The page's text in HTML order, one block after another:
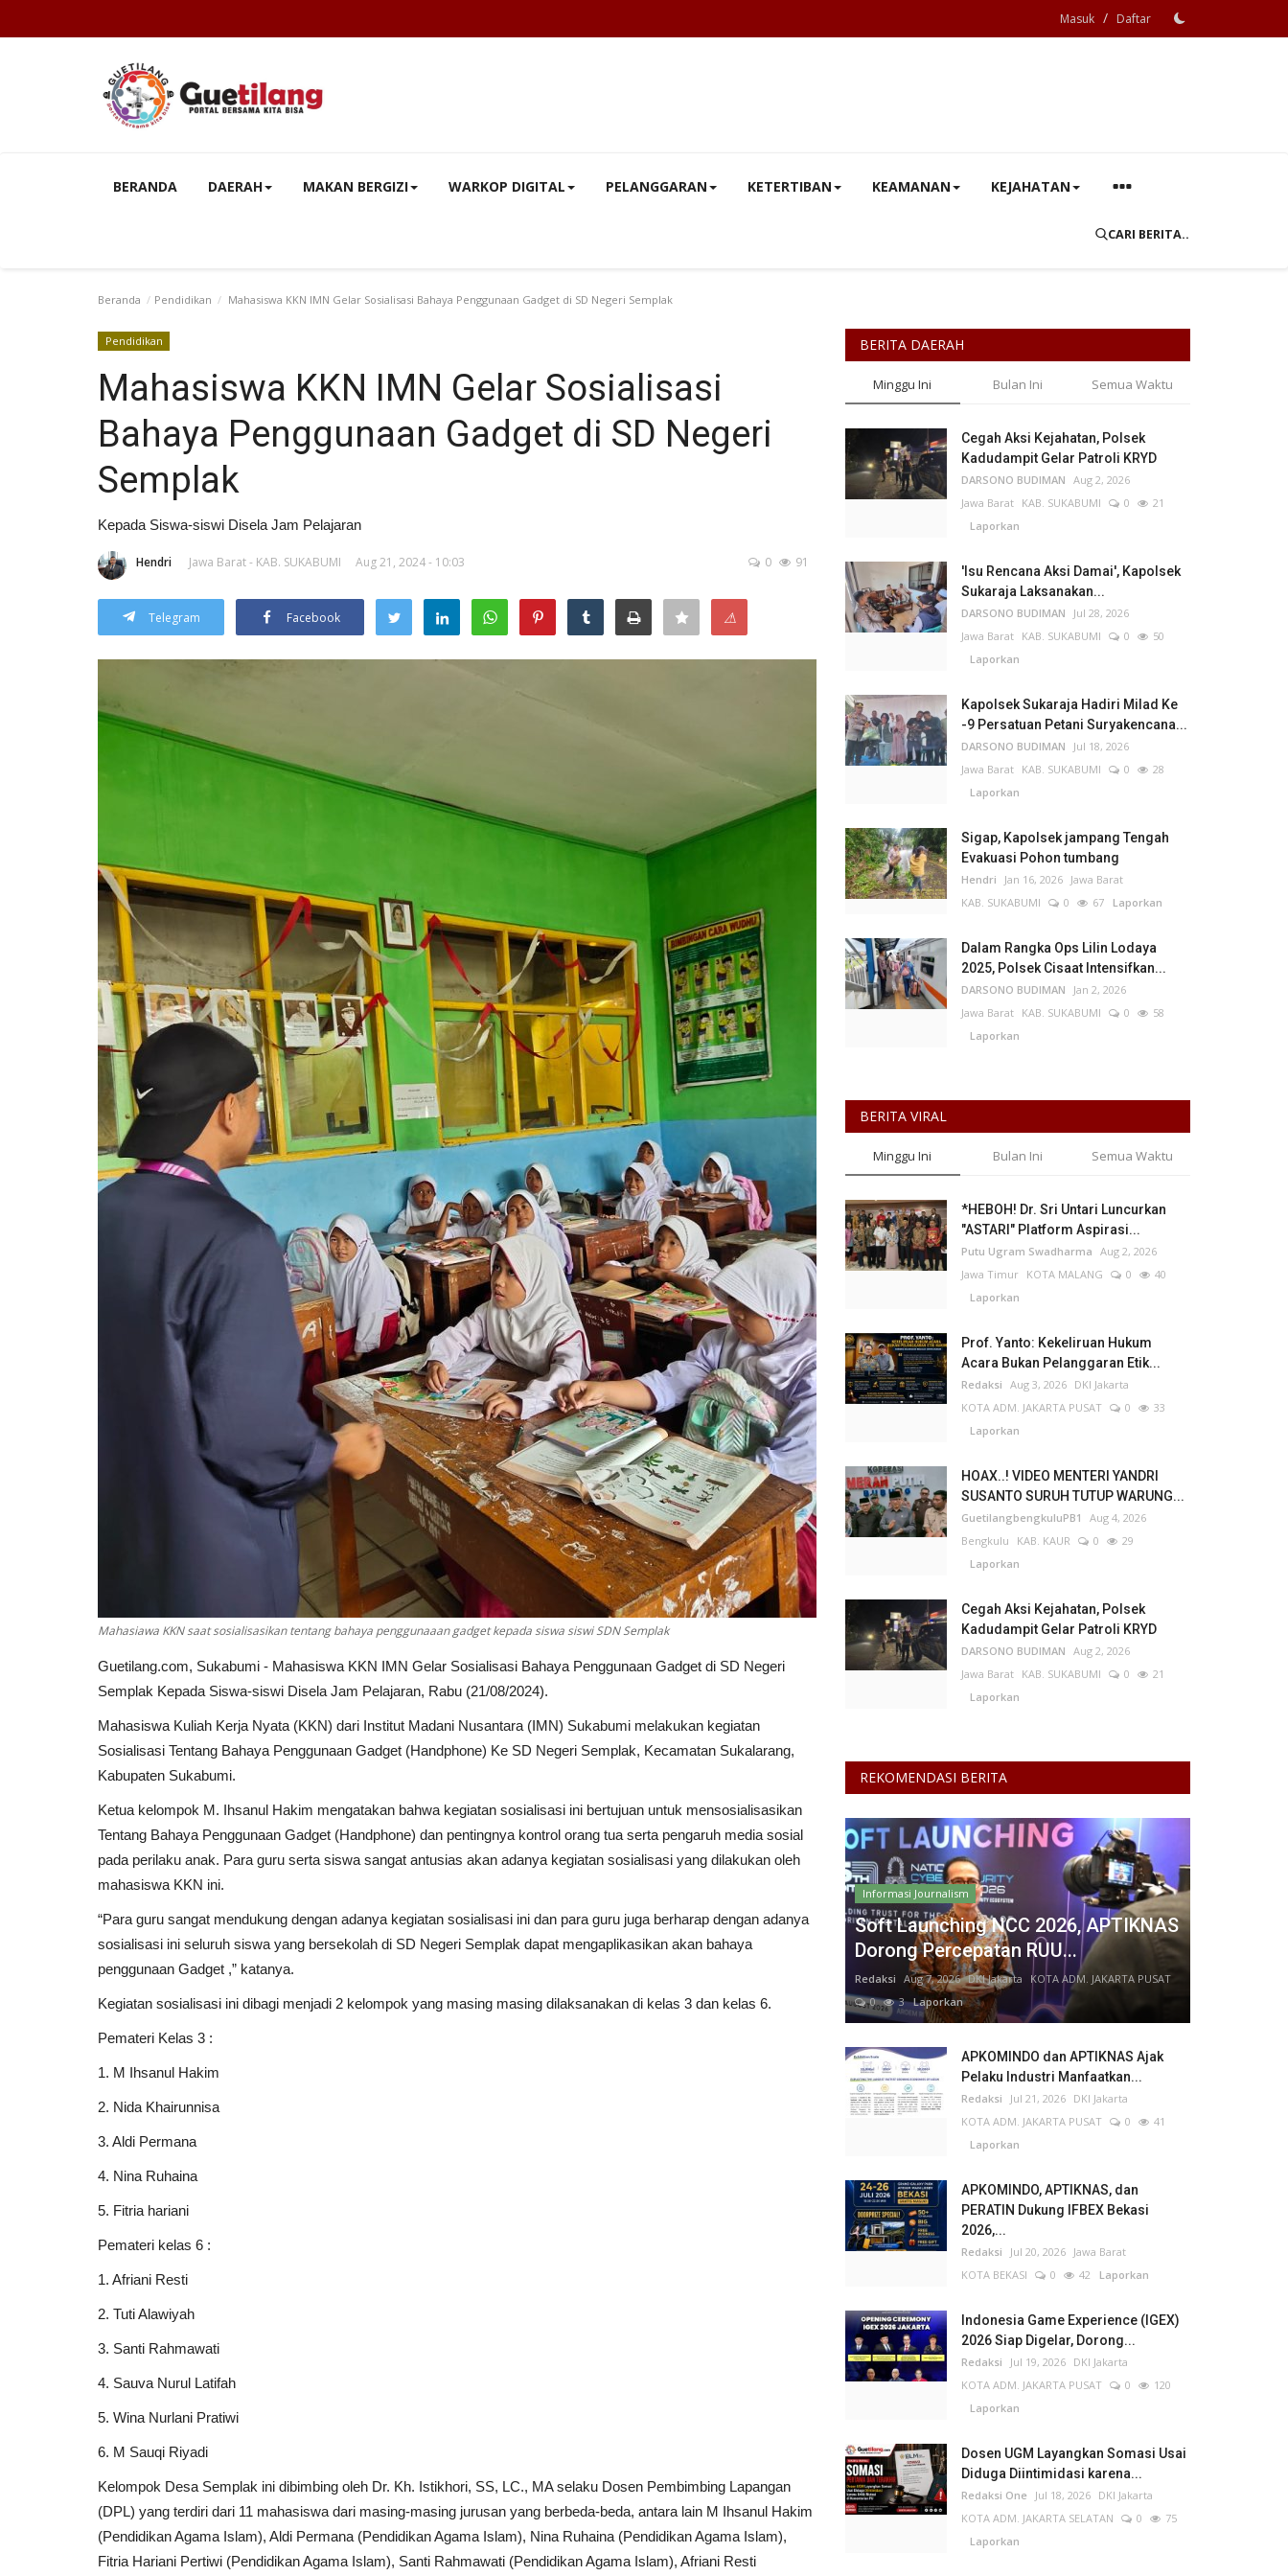
Masuk / Daftar
BERANDA DAERAH MAKAN BERGIZI WARKOP DIGITAL PELANGGARAN KETERTIBAN KEAMANAN KEJAHATAN
CARI BERITA..
Beranda Pendidikan Mahasiswa KKN IMN Gelar Sosialisasi Bahaya Penggunaan Gadget di SD Negeri Semplak
Pendidikan
Mahasiswa KKN IMN Gelar Sosialisasi
Bahaya Penggunaan Gadget di SD Negeri
Semplak
Kepada Siswa-siswi Disela Jam Pelajaran
Hendri Jawa Barat - KAB. SUKABUMI Aug 21, 2024 - 10:03 0 91
Telegram Facebook ⚠
Mahasiawa KKN saat sosialisasikan tentang bahaya penggunaaan gadget kepada siswa siswi SDN Semplak
Guetilang.com, Sukabumi - Mahasiswa KKN IMN Gelar Sosialisasi Bahaya Penggunaan Gadget di SD Negeri
Semplak Kepada Siswa-siswi Disela Jam Pelajaran, Rabu (21/08/2024).
Mahasiswa Kuliah Kerja Nyata (KKN) dari Institut Madani Nusantara (IMN) Sukabumi melakukan kegiatan
Sosialisasi Tentang Bahaya Penggunaan Gadget (Handphone) Ke SD Negeri Semplak, Kecamatan Sukalarang,
Kabupaten Sukabumi.
Ketua kelompok M. Ihsanul Hakim mengatakan bahwa kegiatan sosialisasi ini bertujuan untuk mensosialisasikan
Tentang Bahaya Penggunaan Gadget (Handphone) dan pentingnya kontrol orang tua serta pengaruh media sosial
pada perilaku anak. Para guru serta siswa sangat antusias akan adanya kegiatan sosialisasi yang dilakukan oleh
mahasiswa KKN ini.
“Para guru sangat mendukung dengan adanya kegiatan sosialisasi ini dan para guru juga berharap dengan adanya
sosialisasi ini seluruh siswa yang bersekolah di SD Negeri Semplak dapat mengaplikasikan akan bahaya
penggunaan Gadget ,” katanya.
Kegiatan sosialisasi ini dibagi menjadi 2 kelompok yang masing masing dilaksanakan di kelas 3 dan kelas 6.
Pemateri Kelas 3 :
1. M Ihsanul Hakim
2. Nida Khairunnisa
3. Aldi Permana
4. Nina Ruhaina
5. Fitria hariani
Pemateri kelas 6 :
1. Afriani Resti
2. Tuti Alawiyah
3. Santi Rahmawati
4. Sauva Nurul Latifah
5. Wina Nurlani Pratiwi
6. M Sauqi Riyadi
Kelompok Desa Semplak ini dibimbing oleh Dr. Kh. Istikhori, SS, LC., MA selaku Dosen Pembimbing Lapangan
(DPL) yang terdiri dari 11 mahasiswa dari masing-masing jurusan yang berbeda-beda, antara lain M Ihsanul Hakim
(Pendidikan Agama Islam), Aldi Permana (Pendidikan Agama Islam), Nina Ruhaina (Pendidikan Agama Islam),
Fitria Hariani Pertiwi (Pendidikan Agama Islam), Santi Rahmawati (Pendidikan Agama Islam), Afriani Resti
BERITA DAERAH
Minggu Ini Bulan Ini Semua Waktu
Cegah Aksi Kejahatan, Polsek
Kadudampit Gelar Patroli KRYD
DARSONO BUDIMAN Aug 2, 2026
Jawa Barat KAB. SUKABUMI 0
21
Laporkan
'Isu Rencana Aksi Damai', Kapolsek
Sukaraja Laksanakan...
DARSONO BUDIMAN
Jul 28, 2026
Jawa Barat KAB. SUKABUMI 0
50
Laporkan
Kapolsek Sukaraja Hadiri Milad Ke
-9 Persatuan Petani Suryakencana...
DARSONO BUDIMAN
Jul 18, 2026
Jawa Barat KAB. SUKABUMI 0
28
Laporkan
Sigap, Kapolsek jampang Tengah
Evakuasi Pohon tumbang
Hendri Jan 16, 2026 Jawa Barat
KAB. SUKABUMI
0 67 Laporkan
Dalam Rangka Ops Lilin Lodaya
2025, Polsek Cisaat Intensifkan...
DARSONO BUDIMAN
Jan 2, 2026
Jawa Barat KAB. SUKABUMI 0
58
Laporkan
BERITA VIRAL
Minggu Ini Bulan Ini Semua Waktu
*HEBOH! Dr. Sri Untari Luncurkan
"ASTARI" Platform Aspirasi...
Putu Ugram Swadharma Aug 2, 2026
Jawa Timur KOTA MALANG 0
40
Laporkan
Prof. Yanto: Kekeliruan Hukum
Acara Bukan Pelanggaran Etik...
Redaksi Aug 3, 2026 DKI Jakarta
KOTA ADM. JAKARTA PUSAT
0
33
Laporkan
HOAX..! VIDEO MENTERI YANDRI
SUSANTO SURUH TUTUP WARUNG...
GuetilangbengkuluPB1
Aug 4, 2026
Bengkulu
KAB. KAUR 0
29
Laporkan
Cegah Aksi Kejahatan, Polsek
Kadudampit Gelar Patroli KRYD
DARSONO BUDIMAN Aug 2, 2026
Jawa Barat KAB. SUKABUMI 0
21
Laporkan
REKOMENDASI BERITA
Informasi Journalism
Soft Launching NCC 2026, APTIKNAS
Dorong Percepatan RUU...
Redaksi Aug 7, 2026 DKI Jakarta
KOTA ADM. JAKARTA PUSAT
0
3Laporkan
APKOMINDO dan APTIKNAS Ajak
Pelaku Industri Manfaatkan...
Redaksi Jul 21, 2026 DKI Jakarta
KOTA ADM. JAKARTA PUSAT
0
41
Laporkan
APKOMINDO, APTIKNAS, dan
PERATIN Dukung IFBEX Bekasi
2026,...
Redaksi Jul 20, 2026 Jawa Barat
KOTA BEKASI
0 42 Laporkan
Indonesia Game Experience (IGEX)
2026 Siap Digelar, Dorong...
Redaksi Jul 19, 2026 DKI Jakarta
KOTA ADM. JAKARTA PUSAT
0
120
Laporkan
Dosen UGM Layangkan Somasi Usai
Diduga Diintimidasi karena...
Redaksi One Jul 18, 2026 DKI Jakarta
KOTA ADM. JAKARTA SELATAN
0
75
Laporkan